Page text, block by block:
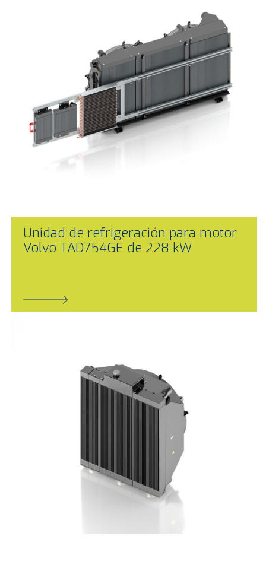
Unidad de refrigeración para motor
Volvo TAD754GE de 228 kW